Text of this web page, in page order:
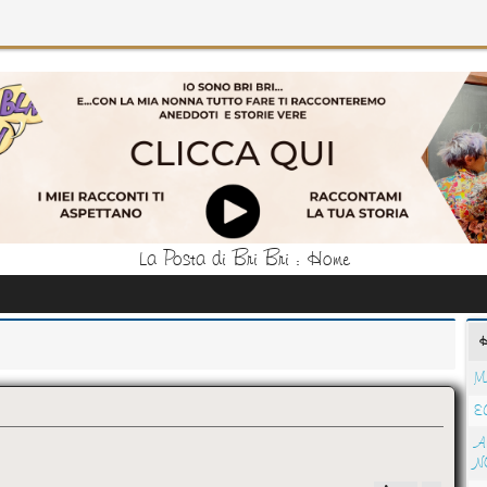
La Posta di Bri Bri : Home